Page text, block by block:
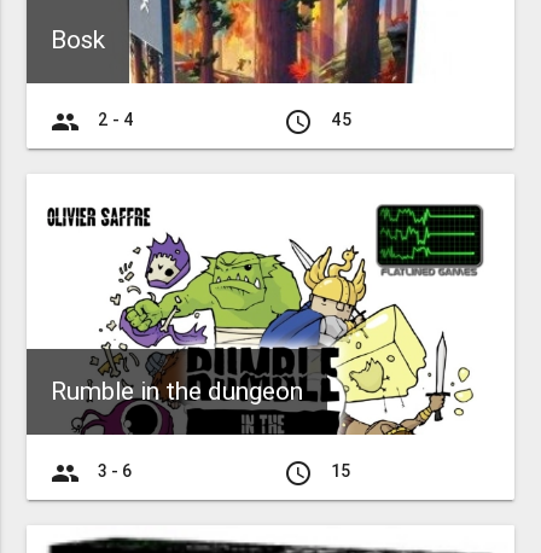
Bosk
group 2 - 4 access_time 45
Rumble in the dungeon
group 3 - 6 access_time 15